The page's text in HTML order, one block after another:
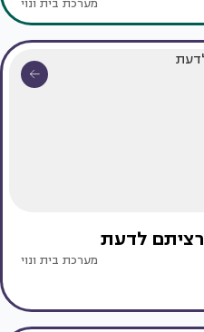
מערכת בית ונוי
לדעת
מערכת בית ונוי